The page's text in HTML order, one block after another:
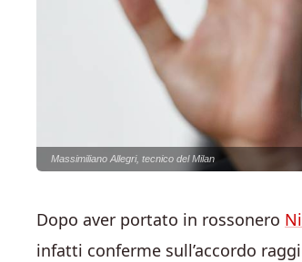
Massimiliano Allegri, tecnico del Milan
Dopo aver portato in rossonero
infatti conferme sull’accordo